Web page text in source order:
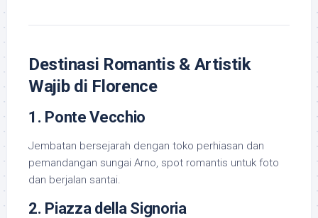
Destinasi Romantis & Artistik
Wajib di Florence
1. Ponte Vecchio
Jembatan bersejarah dengan toko perhiasan dan
pemandangan sungai Arno, spot romantis untuk foto
dan berjalan santai.
2. Piazza della Signoria